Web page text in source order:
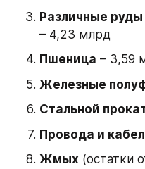
Различные руды
– 4,23 млрд
Пшеница – 3,59
Железные
Стальной
Провода и
Жмых (остатки